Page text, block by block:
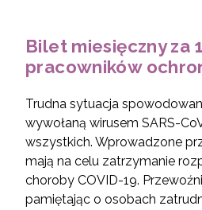
Bilet miesięczny za
pracowników
Trudna sytuacja
wywołaną wirusem SARS-
wszystkich. Wprowadzone
mają na celu zatrzymanie
choroby COVID-19.
pamiętając o osobach